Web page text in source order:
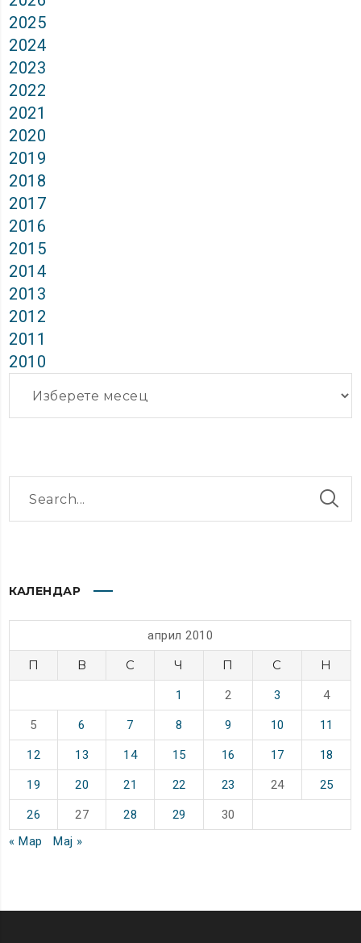
2025
2024
2023
2022
2021
2020
2019
2018
2017
2016
2015
2014
2013
2012
2011
2010
КАЛЕНДАР
април 2010
П В С Ч П С Н
1 2 3 4
5 6 7 8 9 10 11
12 13 14 15 16 17 18
19 20 21 22 23 24 25
26 27 28 29
30
« Мар
Мај »